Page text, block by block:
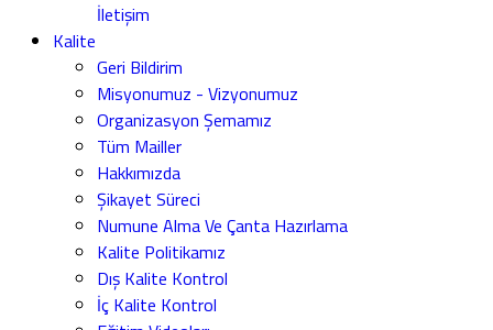
İletişim
Kalite
Geri Bildirim
Misyonumuz - Vizyonumuz
Organizasyon Şemamız
Tüm Mailler
Hakkımızda
Şikayet Süreci
Numune Alma Ve Çanta Hazırlama
Kalite Politikamız
Dış Kalite Kontrol
İç Kalite Kontrol